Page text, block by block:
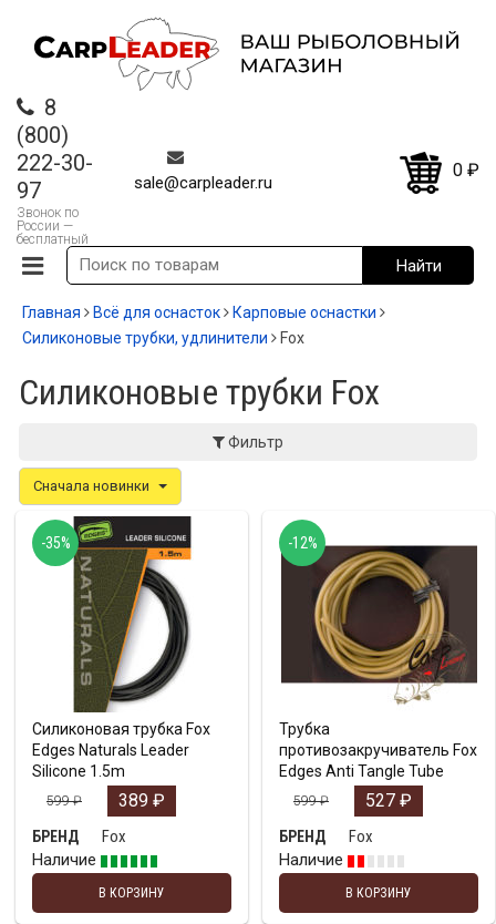
8
(800)
222-30-
97
Звонок по
России —
бесплатный
sale@carpleader.ru
0 ₽
Главная Всё для оснасток
Карповые оснастки
Силиконовые трубки, удлинители
Fox
Силиконовые трубки Fox
Фильтр
Сначала новинки
Силиконовая трубка Fox
Edges Naturals Leader
Silicone 1.5m
599₽ 389 ₽
БРЕНД
Fox
Наличие
В КОРЗИНУ
-35%
Трубка
противозакручиватель Fox
Edges Anti Tangle Tube
599₽ 527 ₽
БРЕНД
Fox
Наличие
В КОРЗИНУ
-12%